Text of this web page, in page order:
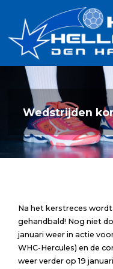
inhoud
Wedstrijden
Na het kerstreces
gehandbald! Nog niet
januari weer in actie
WHC-Hercules) en de
weer verder op 19